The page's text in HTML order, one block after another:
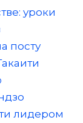
уроки
посту
лидером